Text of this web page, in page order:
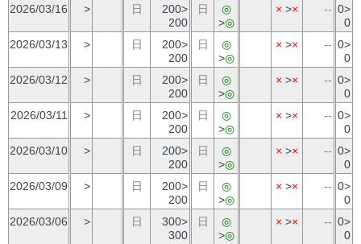
2026/03/16
> 日
200>
200
日
◎
>◎
× >× -- 0>
0
2026/03/13
> 日
200>
200
日
◎
>◎
× >× -- 0>
0
2026/03/12
> 日
200>
200
日
◎
>◎
× >× -- 0>
0
2026/03/11
> 日
200>
200
日
◎
>◎
× >× -- 0>
0
2026/03/10
> 日
200>
200
日
◎
>◎
× >× -- 0>
0
2026/03/09
> 日
200>
200
日
◎
>◎
× >× -- 0>
0
2026/03/06
> 日
300>
300
日
◎
>◎
× >× -- 0>
0